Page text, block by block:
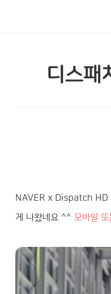
디스패
NAVER x Dispatch HD
게 나왔네요 ^^ 모바일